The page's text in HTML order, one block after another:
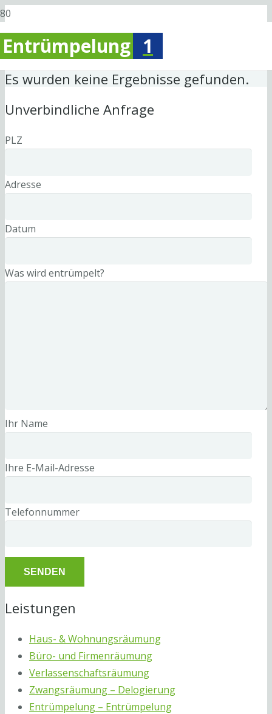
Entrümpelung 1
Es wurden keine Ergebnisse gefunden.
Unverbindliche Anfrage
PLZ
Adresse
Datum
Was wird entrümpelt?
Ihr Name
Ihre E-Mail-Adresse
Telefonnummer
Leistungen
Haus- & Wohnungsräumung
Büro- und Firmenräumung
Verlassenschaftsräumung
Zwangsräumung – Delogierung
Entrümpelung – Entrümpelung